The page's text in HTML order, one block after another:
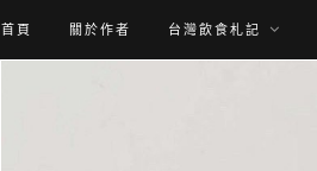
首頁 關於作者 台灣飲食札記